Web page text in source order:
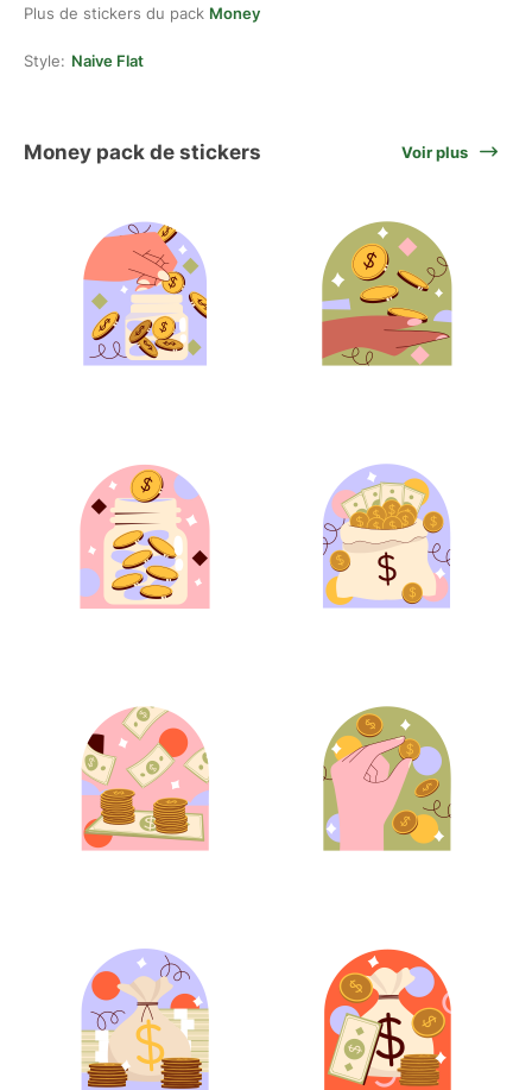
Plus de stickers du pack Money
Style: Naive Flat
Money pack de stickers Voir plus